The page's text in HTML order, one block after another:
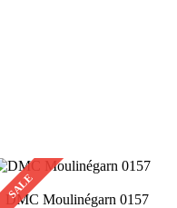
SALE
DMC Moulinégarn 0157